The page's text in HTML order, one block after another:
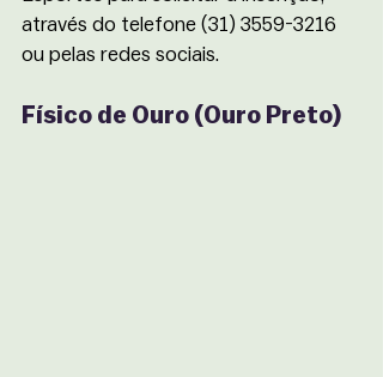
através do telefone (31) 3559-3216
ou pelas redes sociais.
Físico de Ouro (Ouro Preto)